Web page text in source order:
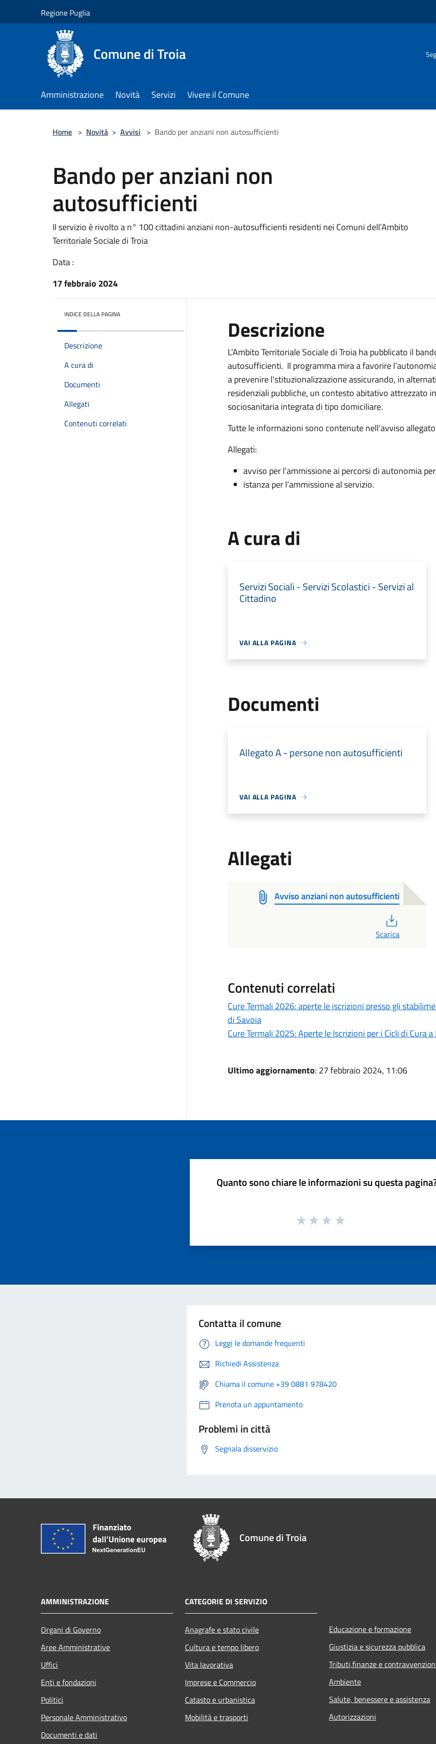
Regione Puglia
Comune di Troia
Amministrazione Novità Servizi Vivere il Comune
Home > Novità > Avvisi > Bando per anziani non autosufficienti
Bando per anziani non
autosufficienti
Il servizio è rivolto a n° 100 cittadini anziani non-autosufficienti residenti nei Comuni dell’Ambito
Territoriale Sociale di Troia
Data :
17 febbraio 2024
INDICE DELLA PAGINA
Descrizione
A cura di
Documenti
Allegati
Contenuti correlati
Descrizione
L’Ambito Territoriale Sociale di Troia ha pubblicato il
autosufficienti. Il programma mira a favorire
a prevenire l’stituzionalizzazione assicurando, in
residenziali pubbliche, un contesto abitativo attrezzato
sociosanitaria integrata di tipo domiciliare.
Tutte le informazioni sono contenute nell’avviso allegato
Allegati:
avviso per l’ammissione ai percorsi di autonomia
istanza per l’ammissione al servizio.
A cura di
Servizi Sociali - Servizi Scolastici - Servizi al
Cittadino
VAI ALLA PAGINA
Documenti
Allegato A - persone non autosufficienti
VAI ALLA PAGINA
Allegati
Avviso anziani non autosufficienti
Scarica
Contenuti correlati
Cure Termali 2026: aperte le iscrizioni presso gli
di Savoia
Cure Termali 2025: Aperte le Iscrizioni per i Cicli di Cura
Ultimo aggiornamento: 27 febbraio 2024, 11:06
Quanto sono chiare le informazioni su questa
Contatta il comune
Leggi le domande frequenti
Richiedi Assistenza
Chiama il comune +39 0881 978420
Prenota un appuntamento
Problemi in città
Segnala disservizio
Comune di Troia
AMMINISTRAZIONE
Organi di Governo
Aree Amministrative
Uffici
Enti e fondazioni
Politici
Personale Amministrativo
Documenti e dati
CATEGORIE DI SERVIZIO
Anagrafe e stato civile
Cultura e tempo libero
Vita lavorativa
Imprese e Commercio
Catasto e urbanistica
Mobilità e trasporti
Educazione e formazione
Giustizia e sicurezza pubblica
Tributi,finanze e
Ambiente
Salute, benessere e assistenza
Autorizzazioni